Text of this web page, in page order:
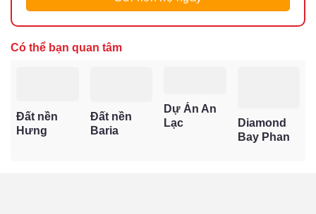
Có thể bạn quan tâm
Đất nền
Hưng
Đất nền
Baria
Dự Án An
Lạc
Diamond
Bay Phan